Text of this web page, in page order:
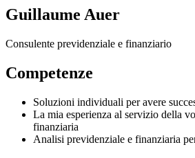
Guillaume Auer
Consulente previdenziale e finanziario
Competenze
Soluzioni individuali per avere
La mia esperienza al servizio della
finanziaria
Analisi previdenziale e finanziaria